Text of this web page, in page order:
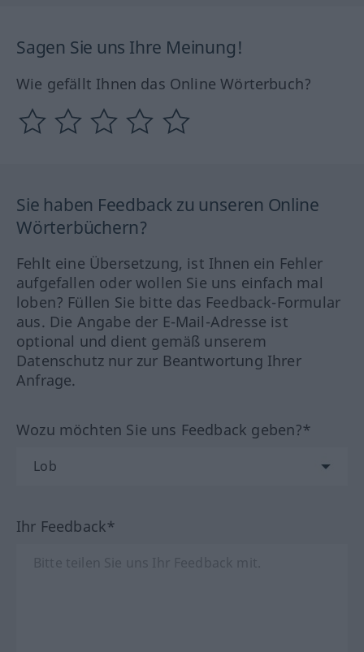
Sagen Sie uns Ihre Meinung!
Wie gefällt Ihnen das Online Wörterbuch?
Sie haben Feedback zu unseren Online
Wörterbüchern?
Fehlt eine Übersetzung, ist Ihnen ein Fehler
aufgefallen oder wollen Sie uns einfach mal
loben? Füllen Sie bitte das Feedback-Formular
aus. Die Angabe der E-Mail-Adresse ist
optional und dient gemäß unserem
Datenschutz nur zur Beantwortung Ihrer
Anfrage.
Wozu möchten Sie uns Feedback geben?*
Ihr Feedback*